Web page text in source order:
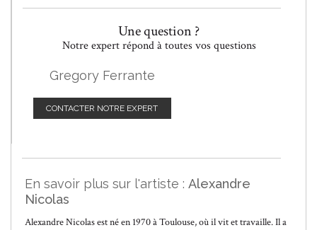
Une question ?
Notre expert répond à toutes vos questions
Gregory Ferrante
CONTACTER NOTRE EXPERT
En savoir plus sur l'artiste : Alexandre
Nicolas
Alexandre Nicolas est né en 1970 à Toulouse, où il vit et travaille. Il a